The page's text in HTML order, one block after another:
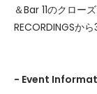
＆Bar 11のクロー
RECORDINGSか
- Event